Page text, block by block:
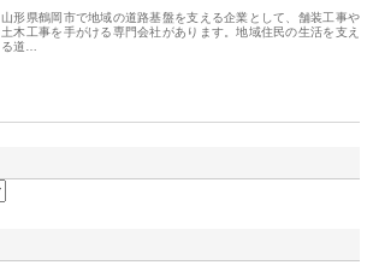
山形県鶴岡市で地域の道路基盤を支える企業として、舗装工事や
土木工事を手がける専門会社があります。地域住民の生活を支え
る道…